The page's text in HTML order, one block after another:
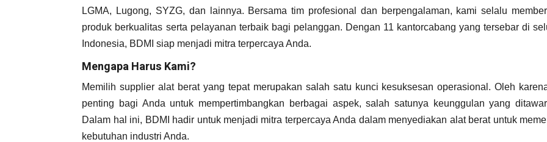
LGMA, Lugong, SYZG, dan lainnya. Bersama tim profesional dan berpengalaman, kami selalu
produk berkualitas serta pelayanan terbaik bagi pelanggan. Dengan 11 kantorcabang yang tersebar di
Indonesia, BDMI siap menjadi mitra terpercaya Anda.
Mengapa Harus Kami?
Memilih supplier alat berat yang tepat merupakan salah satu kunci kesuksesan operasional. Oleh
penting bagi Anda untuk mempertimbangkan berbagai aspek, salah satunya keunggulan yang
Dalam hal ini, BDMI hadir untuk menjadi mitra terpercaya Anda dalam menyediakan alat berat untuk
kebutuhan industri Anda.